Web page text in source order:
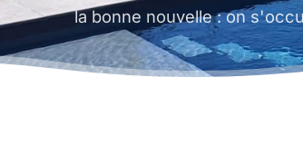
la bonne nouvelle : on